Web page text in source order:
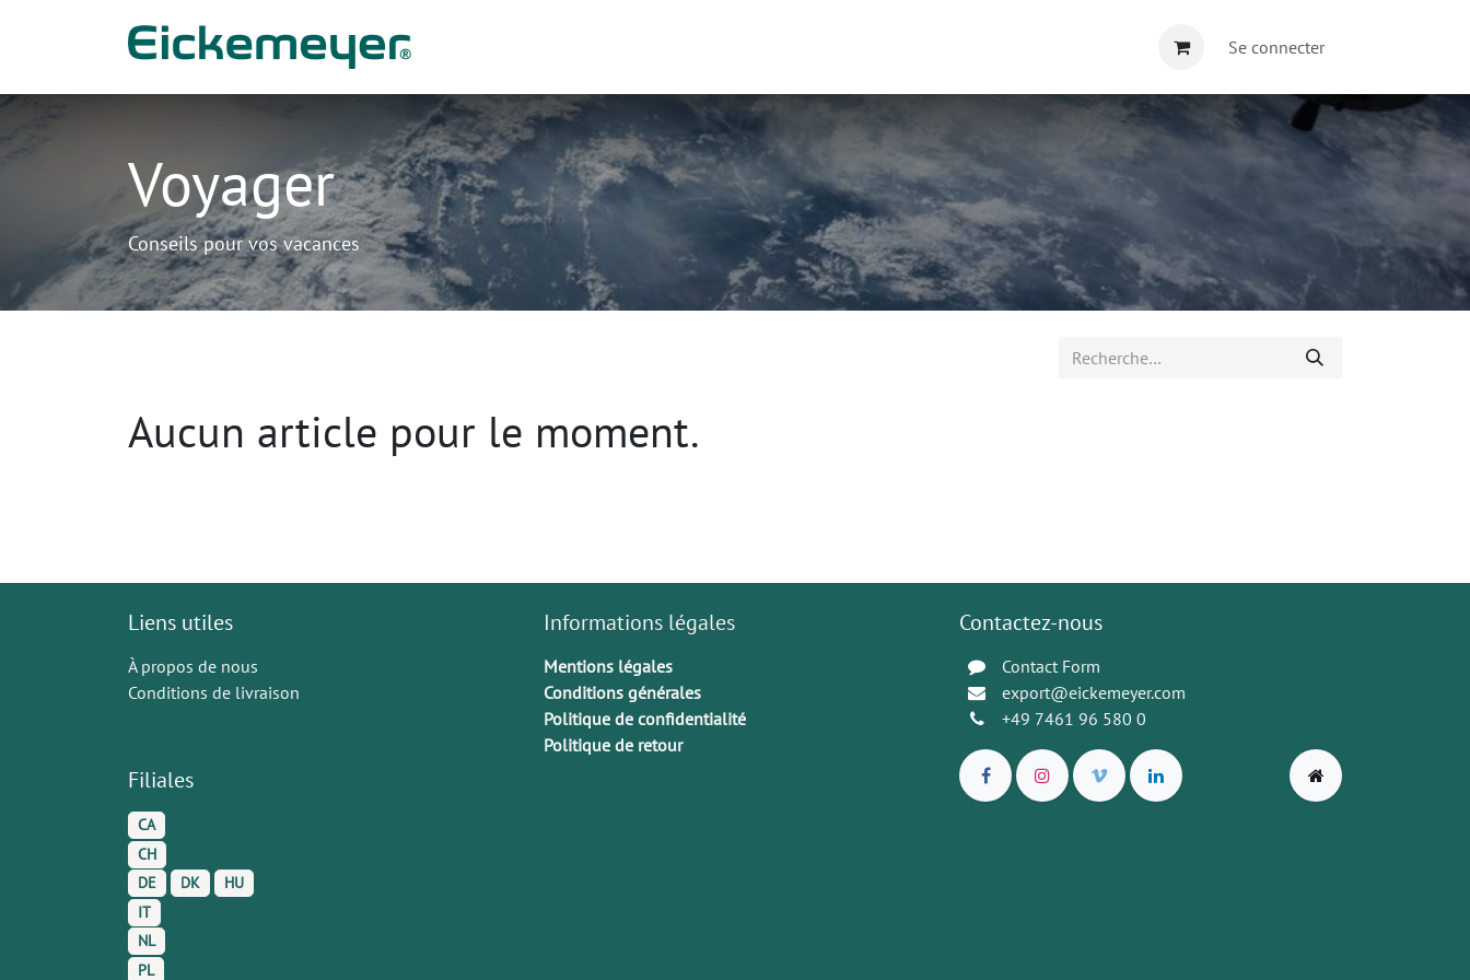
Se connecter
Voyager
Conseils pour vos vacances
Aucun article pour le moment.
Liens utiles
À propos de nous
Conditions de livraison
Filiales
CA
CH
DE
DK
HU
IT
NL
PL
Informations légales
Mentions légales
Conditions générales
Politique de confidentialité
Politique de retour
Contactez-nous
Contact Form
export@eickemeyer.com
+49 7461 96 580 0